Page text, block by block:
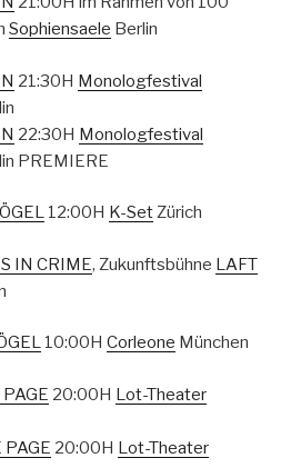
Sophiensaele Berlin
21:30H Monologfestival
22:30H Monologfestival
PREMIERE
12:00H K-SetZürich
IN CRIME, Zukunftsbühne LAFT
10:00H Corleone München
20:00H Lot-Theater
PAGE 20:00H Lot-Theater